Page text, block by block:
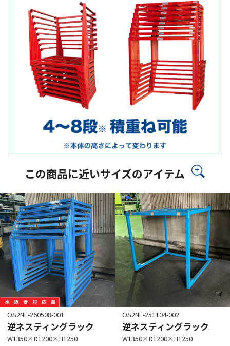
この商品に近いサイズのアイテム
OS2NE-260508-001
逆ネスティングラック
W1350×D1200×H1250
OS2NE-251104-002
逆ネスティングラック
W1350×D1200×H1250